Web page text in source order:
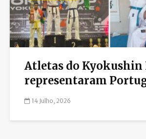
Atletas do Kyokushin
representaram
14 Julho, 2026